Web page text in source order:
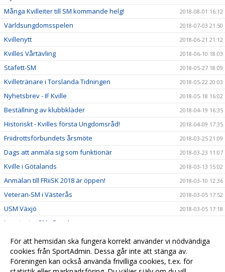
Många Kvilleiter till SM kommande helg! 2018-08-01 16:12
Världsungdomsspelen 2018-07-03 21:50
Kvillenytt 2018-06-21 21:12
Kvilles Vårtävling 2018-06-10 18:03
Stafett-SM 2018-05-27 18:09
Kvilletränare i Torslanda Tidningen 2018-05-22 20:03
Nyhetsbrev - IF Kville 2018-05-18 16:02
Beställning av klubbkläder 2018-04-19 16:35
Historiskt - Kvilles första Ungdomsråd! 2018-04-09 17:35
Friidrottsförbundets årsmöte 2018-03-25 21:09
Dags att anmäla sig som funktionär 2018-03-23 11:07
Kville i Götalands 2018-03-13 15:02
Anmälan till FRiiSK 2018 är öppen! 2018-03-10 12:36
Veteran-SM i Västerås 2018-03-05 17:52
USM Växjö 2018-03-05 17:18
Inne junior SM - Dag 1
Kallelse till Årsmöte 2018-02-13 21:00
Stafett-SM 2017-07-02 18:38
Vårträning 2017-07-02 18:37
För att hemsidan ska fungera korrekt använder vi nödvändiga
cookies från SportAdmin. Dessa går inte att stänga av.
Föreningen kan också använda frivilliga cookies, t.ex. för